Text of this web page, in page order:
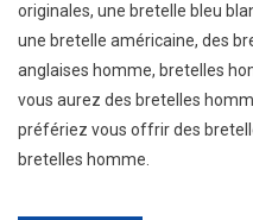
originales, une bretelle bleu
une bretelle américaine, des
anglaises homme, bretelles
vous aurez des bretelles
préfériez vous offrir des
bretelles homme.